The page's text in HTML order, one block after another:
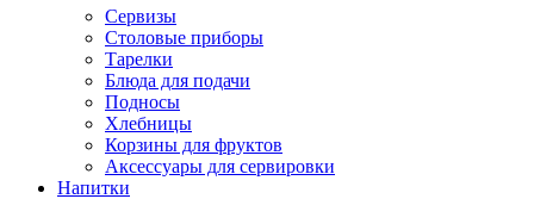
Сервизы
Столовые приборы
Тарелки
Блюда для подачи
Подносы
Хлебницы
Корзины для фруктов
Аксессуары для сервировки
Напитки